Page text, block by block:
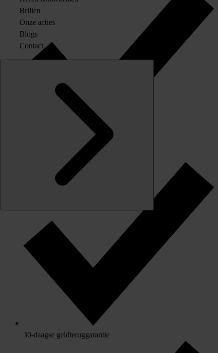
Originele merkglazen op sterkte
30-daagse geldteruggarantie
Brillen
Onze acties
Blogs
Contact